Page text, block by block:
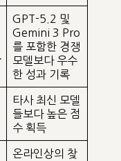
GPT-5.2 및
Gemini 3 Pro
를 포함한 경쟁
모델보다 우수
한 성과 기록
타사 최신 모델
들보다 높은 점
수 획득
온라인상의 찾